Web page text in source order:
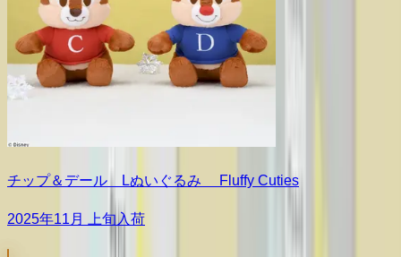
チップ＆デール Lぬいぐるみ Fluffy Cuties
2025年11月 上旬入荷